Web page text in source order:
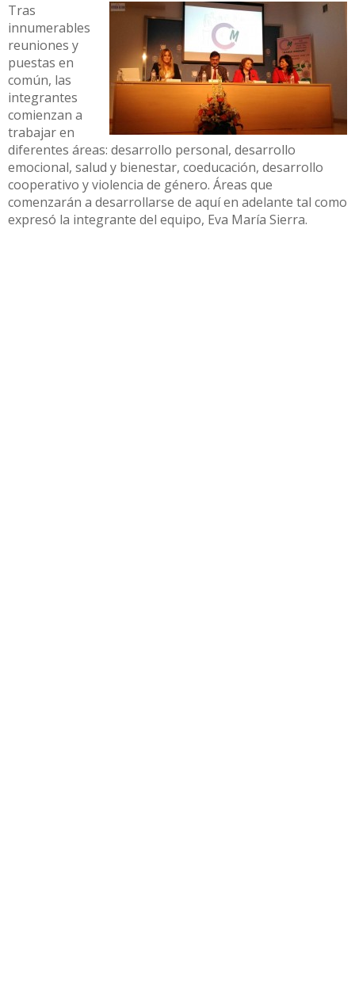
Tras
innumerables
reuniones y
puestas en
común, las
integrantes
comienzan a
trabajar en
diferentes áreas: desarrollo personal, desarrollo
emocional, salud y bienestar, coeducación, desarrollo
cooperativo y violencia de género. Áreas que
comenzarán a desarrollarse de aquí en adelante tal como
expresó la integrante del equipo, Eva María Sierra.